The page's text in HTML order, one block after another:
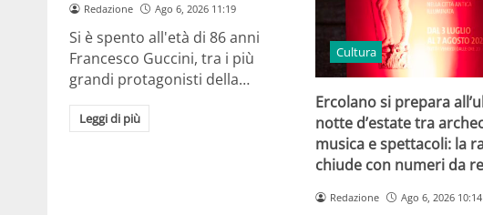
Redazione Ago 6, 2026 11:19
Si è spento all'età di 86 anni
Francesco Guccini, tra i più
grandi protagonisti della…
Leggi di più
Cultura
Ercolano si prepara
notte d’estate tra
musica e spettacoli: la
chiude con numeri da
Redazione Ago 6, 2026 10:14